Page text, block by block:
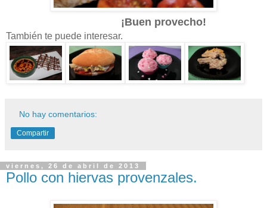
¡Buen provecho!
También te puede interesar.
No hay comentarios:
Compartir
viernes, 26 de abril de 2013
Pollo con hiervas provenzales.